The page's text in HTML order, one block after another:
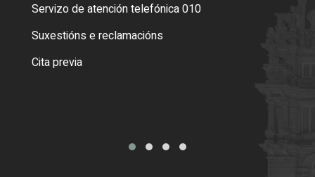
Servizo de atención telefónica 010
Suxestións e reclamacións
Cita previa